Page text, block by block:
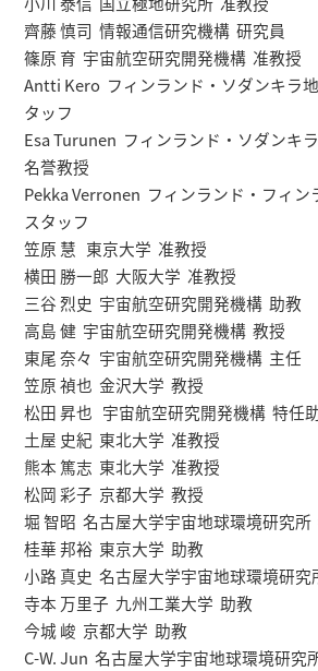
齊藤 慎司 情報通信研究機構 研究員
篠原 育 宇宙航空研究開発機構 准教授
Antti Kero フィンランド・ソダンキラ
タッフ
Esa Turunen フィンランド・ソダンキ
名誉教授
Pekka Verronen フィンランド・フィン
スタッフ
笠原 慧 東京大学 准教授
横田 勝一郎 大阪大学 准教授
三谷 烈史 宇宙航空研究開発機構 助教
高島 健 宇宙航空研究開発機構 教授
東尾 奈々 宇宙航空研究開発機構 主任
笠原 禎也 金沢大学 教授
松田 昇也 宇宙航空研究開発機構 特任
土屋 史紀 東北大学 准教授
熊本 篤志 東北大学 准教授
松岡 彩子 京都大学 教授
堀 智昭 名古屋大学宇宙地球環境研究所
桂華 邦裕 東京大学 助教
小路 真史 名古屋大学宇宙地球環境研
寺本 万里子 九州工業大学 助教
今城 峻 京都大学 助教
C-W. Jun 名古屋大学宇宙地球環境研究